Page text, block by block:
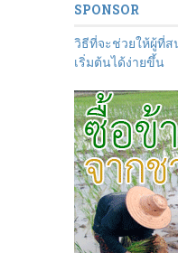
SPONSOR
วิธีที่จะช่วยให้ผู้ที่ส
เริ่มต้นได้ง่ายขึ้น